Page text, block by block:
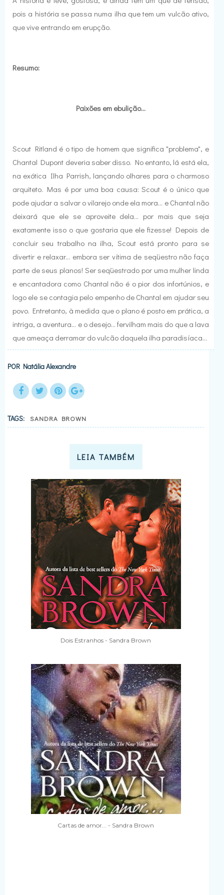
pois a história se passa numa ilha que tem um vulcão ativo,
que vive entrando em erupção.
Resumo:
Paixões em ebulição...
Scout Ritland é o tipo de homem que significa "problema", e
Chantal Dupont deveria saber disso. No entanto, lá está ela,
na exótica Ilha Parrish, lançando olhares para o charmoso
arquiteto. Mas é por uma boa causa: Scout é o único que
pode ajudar a salvar o vilarejo onde ela mora... e Chantal não
deixará que ele se aproveite dela... por mais que seja
exatamente isso o que gostaria que ele fizesse! Depois de
concluir seu trabalho na ilha, Scout está pronto para se
divertir e relaxar... embora ser vítima de seqüestro não faça
parte de seus planos! Ser seqüestrado por uma mulher linda
e encantadora como Chantal não é o pior dos infortúnios, e
logo ele se contagia pelo empenho de Chantal em ajudar seu
povo. Entretanto, à medida que o plano é posto em prática, a
intriga, a aventura... e o desejo... fervilham mais do que a lava
que ameaça derramar do vulcão daquela ilha paradisíaca...
POR Natália Alexandre
TAGS: SANDRA BROWN
LEIA TAMBÉM
Dois Estranhos - Sandra Brown
Cartas de amor... - Sandra Brown